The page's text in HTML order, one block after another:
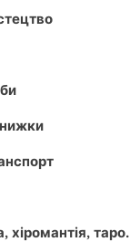
хіромантія, таро.